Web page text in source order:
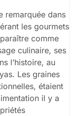
remarquée dans
les gourmets
comme
culinaire, ses
l’histoire, au
Les graines
étaient
il y a